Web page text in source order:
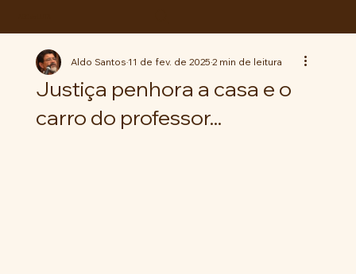
Justiça penhora a casa e o
carro do professor...
Aldo Santos11 de fev. de 20252 min de leitura